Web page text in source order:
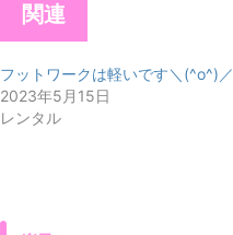
関連
フットワークは軽いです＼(^o^)／
2023年5月15日
レンタル